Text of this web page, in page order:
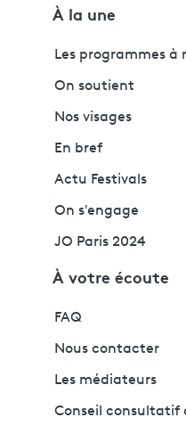
À la une
Les programmes à
On soutient
Nos visages
En bref
Actu Festivals
On s'engage
JO Paris 2024
À votre écoute
FAQ
Nous contacter
Les médiateurs
Conseil consultatif